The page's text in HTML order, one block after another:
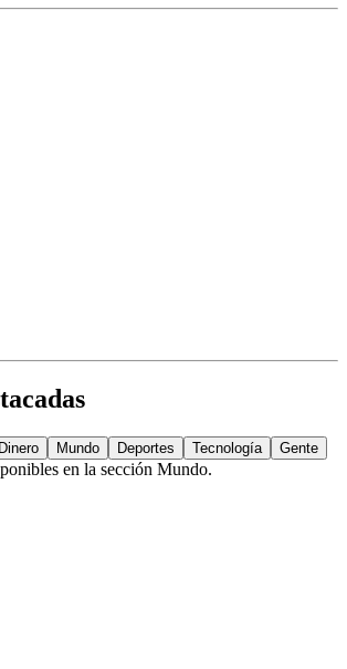
Dinero Mundo Deportes Tecnología Gente
en la sección Mundo.